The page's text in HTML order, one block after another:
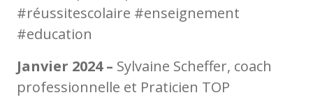
#réussitescolaire #enseignement
#education
Janvier 2024 – Sylvaine Scheffer, coach
professionnelle et Praticien TOP